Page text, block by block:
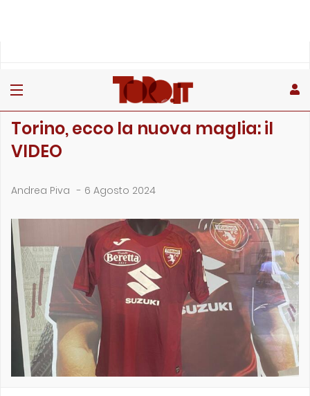
Torino, ecco la nuova maglia: il
VIDEO
Andrea Piva - 6 Agosto 2024